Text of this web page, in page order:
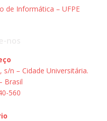
de Informática – UFPE
s/n – Cidade Universitária.
Brasil
560